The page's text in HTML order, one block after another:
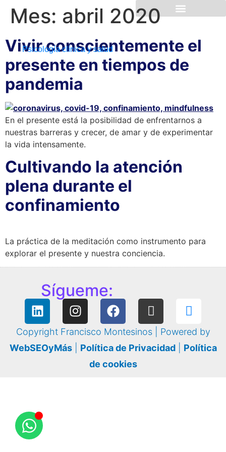
Psicología clínica y salud
Mes: abril 2020
Vivir conscientemente el
presente en tiempos de
pandemia
En el presente está la posibilidad de enfrentarnos a
nuestras barreras y crecer, de amar y de experimentar
la vida intensamente.
Cultivando la atención
plena durante el
confinamiento
La práctica de la meditación como instrumento para
explorar el presente y nuestra conciencia.
Sígueme:
Copyright Francisco Montesinos | Powered by
WebSEOyMás| Política de Privacidad| Política
de cookies